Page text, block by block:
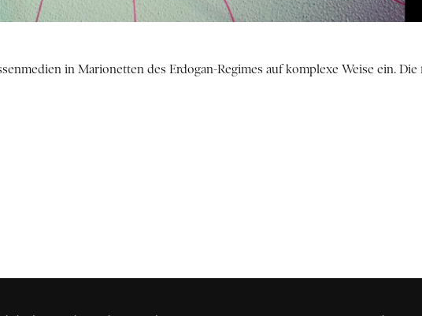
in Marionetten des Erdogan-Regimes auf komplexe Weise ein. Die